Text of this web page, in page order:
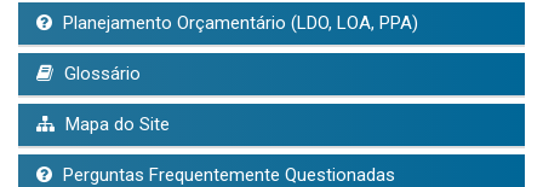
Planejamento Orçamentário (LDO, LOA, PPA)
Glossário
Mapa do Site
Perguntas Frequentemente Questionadas